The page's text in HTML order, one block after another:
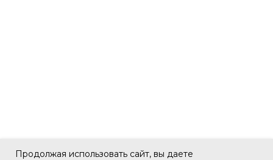
Продолжая использовать сайт, вы даете